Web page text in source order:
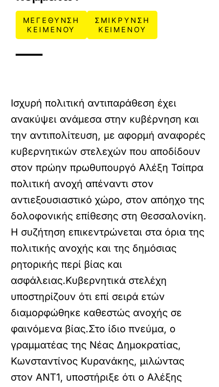
ΜΕΓΕΘΥΝΣΗ
ΚΕΙΜΕΝΟΥ
ΣΜΙΚΡΥΝΣΗ
ΚΕΙΜΕΝΟΥ
Ισχυρή πολιτική αντιπαράθεση έχει
ανακύψει ανάμεσα στην κυβέρνηση και
την αντιπολίτευση, με αφορμή αναφορές
κυβερνητικών στελεχών που αποδίδουν
στον πρώην πρωθυπουργό Αλέξη Τσίπρα
πολιτική ανοχή απέναντι στον
αντιεξουσιαστικό χώρο, στον απόηχο της
δολοφονικής επίθεσης στη Θεσσαλονίκη.
Η συζήτηση επικεντρώνεται στα όρια της
πολιτικής ανοχής και της δημόσιας
ρητορικής περί βίας και
ασφάλειας.Κυβερνητικά στελέχη
υποστηρίζουν ότι επί σειρά ετών
διαμορφώθηκε καθεστώς ανοχής σε
φαινόμενα βίας.Στο ίδιο πνεύμα, ο
γραμματέας της Νέας Δημοκρατίας,
Κωνσταντίνος Κυρανάκης, μιλώντας
στον ΑΝΤ1, υποστήριξε ότι ο Αλέξης